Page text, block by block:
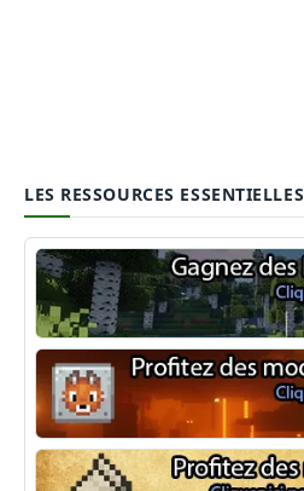
LES RESSOURCES ESSENTIELLES
Optifine
NeoForge